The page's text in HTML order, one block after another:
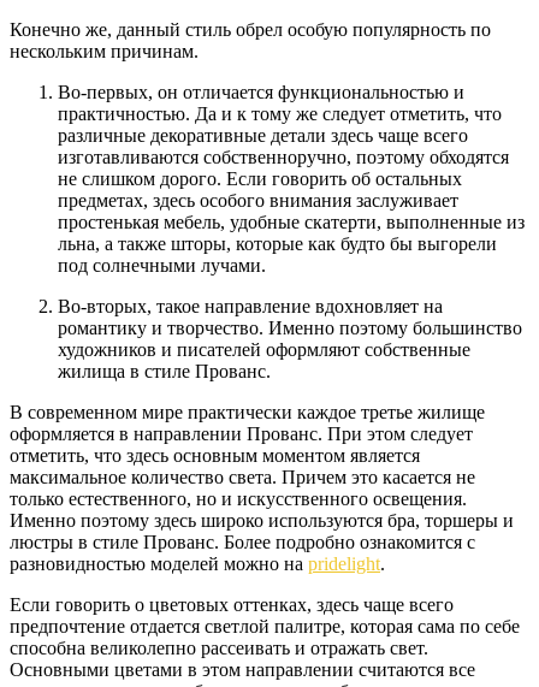
Конечно же, данный стиль обрел особую популярность по
нескольким причинам.
Во-первых, он отличается функциональностью и
практичностью. Да и к тому же следует отметить, что
различные декоративные детали здесь чаще всего
изготавливаются собственноручно, поэтому обходятся
не слишком дорого. Если говорить об остальных
предметах, здесь особого внимания заслуживает
простенькая мебель, удобные скатерти, выполненные из
льна, а также шторы, которые как будто бы выгорели
под солнечными лучами.
Во-вторых, такое направление вдохновляет на
романтику и творчество. Именно поэтому большинство
художников и писателей оформляют собственные
жилища в стиле Прованс.
В современном мире практически каждое третье жилище
оформляется в направлении Прованс. При этом следует
отметить, что здесь основным моментом является
максимальное количество света. Причем это касается не
только естественного, но и искусственного освещения.
Именно поэтому здесь широко используются бра, торшеры и
люстры в стиле Прованс. Более подробно ознакомится с
разновидностью моделей можно на pridelight.
Если говорить о цветовых оттенках, здесь чаще всего
предпочтение отдается светлой палитре, которая сама по себе
способна великолепно рассеивать и отражать свет.
Основными цветами в этом направлении считаются все